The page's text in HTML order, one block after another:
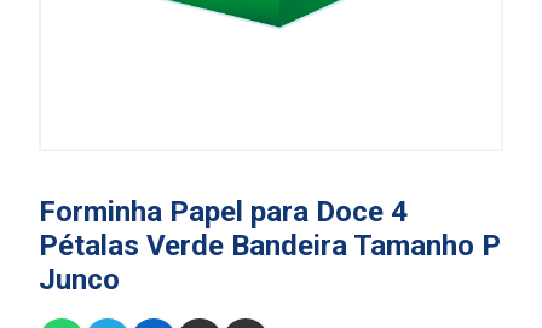
Forminha Papel para Doce 4
Pétalas Verde Bandeira Tamanho P
Junco